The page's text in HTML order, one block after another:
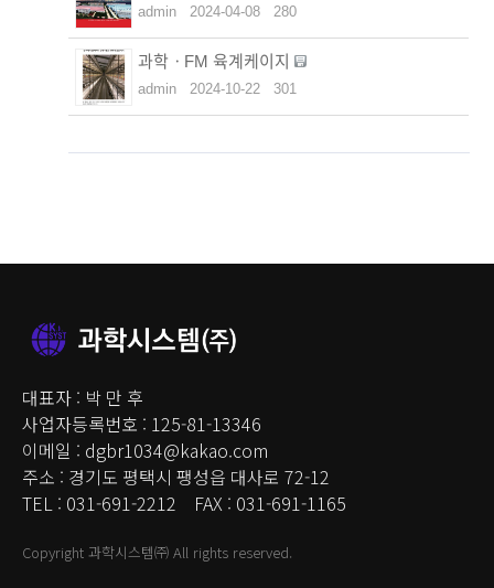
admin 2024-04-08 280
과학ㆍFM 육계케이지
admin 2024-10-22 301
대표자 : 박 만 후
사업자등록번호 : 125-81-13346
이메일 : dgbr1034@kakao.com
주소 : 경기도 평택시 팽성읍 대사로 72-12
TEL : 031-691-2212 FAX : 031-691-1165
Copyright 과학시스템㈜ All rights reserved.